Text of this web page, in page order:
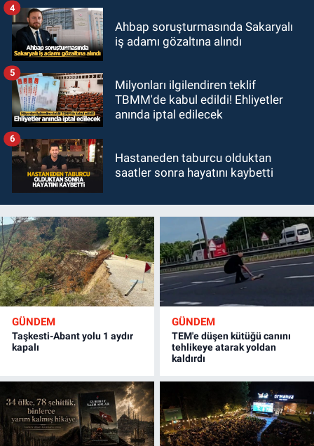
Ahbap soruşturmasında Sakaryalı
iş adamı gözaltına alındı
4
Milyonları ilgilendiren teklif
TBMM'de kabul edildi! Ehliyetler
anında iptal edilecek
5
Hastaneden taburcu olduktan
saatler sonra hayatını kaybetti
6
GÜNDEM
Taşkesti-Abant yolu 1 aydır
kapalı
GÜNDEM
TEM'e düşen kütüğü canını
tehlikeye atarak yoldan
kaldırdı